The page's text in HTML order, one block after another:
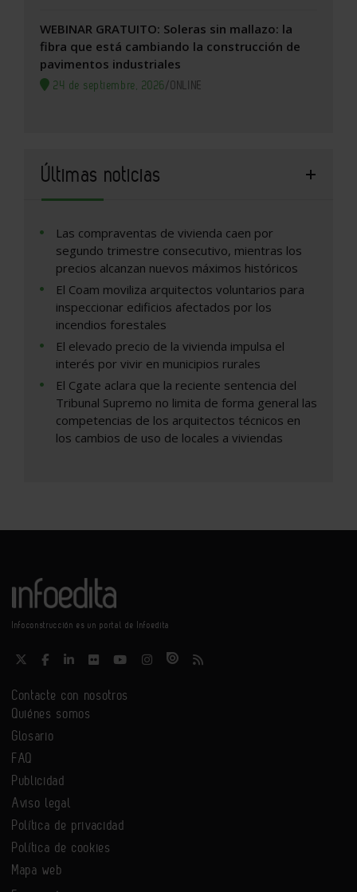
WEBINAR GRATUITO: Soleras sin mallazo: la
fibra que está cambiando la construcción de
pavimentos industriales
24 de septiembre, 2026/ONLINE
Últimas noticias
Las compraventas de vivienda caen por
segundo trimestre consecutivo, mientras los
precios alcanzan nuevos máximos históricos
El Coam moviliza arquitectos voluntarios para
inspeccionar edificios afectados por los
incendios forestales
El elevado precio de la vivienda impulsa el
interés por vivir en municipios rurales
El Cgate aclara que la reciente sentencia del
Tribunal Supremo no limita de forma general las
competencias de los arquitectos técnicos en
los cambios de uso de locales a viviendas
Infoconstrucción es un portal de Infoedita
Contacte con nosotros
Quiénes somos
Glosario
FAQ
Publicidad
Aviso legal
Política de privacidad
Política de cookies
Mapa web